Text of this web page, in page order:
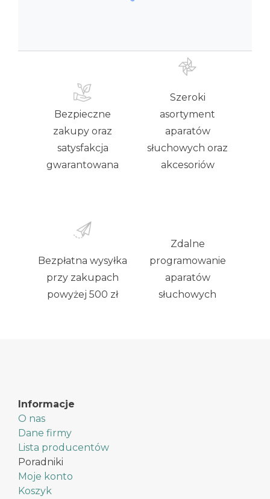
Bezpieczne
zakupy oraz
satysfakcja
gwarantowana
Szeroki
asortyment
aparatów
słuchowych oraz
akcesoriów
Bezpłatna wysyłka
przy zakupach
powyżej 500 zł
Zdalne
programowanie
aparatów
słuchowych
Informacje
O nas
Dane firmy
Lista producentów
Poradniki
Moje konto
Koszyk